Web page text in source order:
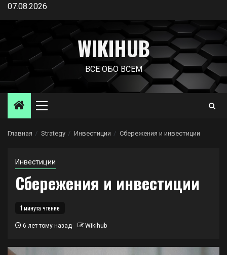
Перейти
содержимому
07.08.2026
WIKIHUB
ВСЕ ОБО ВСЕМ
Основное
Главная Strategy Инвестиции Сбережения и инвестиции
Инвестиции
Сбережения и инвестиции
1 минута чтение
6 лет тому назад Wikihub